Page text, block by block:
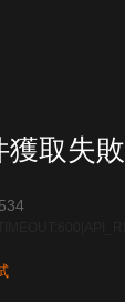
獲取失敗